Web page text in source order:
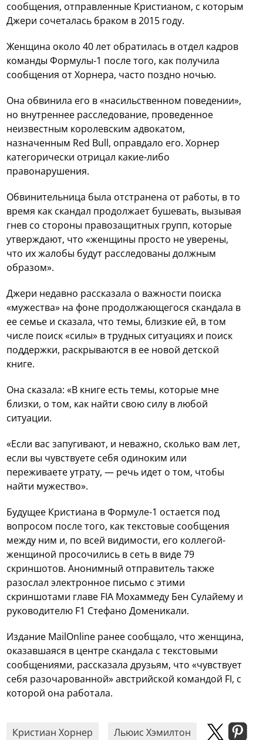
сообщения, отправленные Кристианом, с которым
Джери сочеталась браком в 2015 году.
Женщина около 40 лет обратилась в отдел кадров
команды Формулы-1 после того, как получила
сообщения от Хорнера, часто поздно ночью.
Она обвинила его в «насильственном поведении»,
но внутреннее расследование, проведенное
неизвестным королевским адвокатом,
назначенным Red Bull, оправдало его. Хорнер
категорически отрицал какие-либо
правонарушения.
Обвинительница была отстранена от работы, в то
время как скандал продолжает бушевать, вызывая
гнев со стороны правозащитных групп, которые
утверждают, что «женщины просто не уверены,
что их жалобы будут расследованы должным
образом».
Джери недавно рассказала о важности поиска
«мужества» на фоне продолжающегося скандала в
ее семье и сказала, что темы, близкие ей, в том
числе поиск «силы» в трудных ситуациях и поиск
поддержки, раскрываются в ее новой детской
книге.
Она сказала: «В книге есть темы, которые мне
близки, о том, как найти свою силу в любой
ситуации.
«Если вас запугивают, и неважно, сколько вам лет,
если вы чувствуете себя одиноким или
переживаете утрату, — речь идет о том, чтобы
найти мужество».
Будущее Кристиана в Формуле-1 остается под
вопросом после того, как текстовые сообщения
между ним и, по всей видимости, его коллегой-
женщиной просочились в сеть в виде 79
скриншотов. Анонимный отправитель также
разослал электронное письмо с этими
скриншотами главе FIA Мохаммеду Бен Сулайему и
руководителю F1 Стефано Доменикали.
Издание MailOnline ранее сообщало, что женщина,
оказавшаяся в центре скандала с текстовыми
сообщениями, рассказала друзьям, что «чувствует
себя разочарованной» австрийской командой FI, с
которой она работала.
Кристиан Хорнер
Льюис Хэмилтон